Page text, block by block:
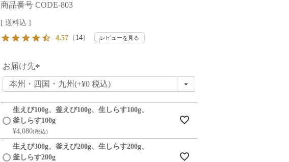
商品番号 CODE-803
送料込
4.57 （ 14） レビューを見る
お届け先
(
必
須
)
生えび100g、釜えび100g、生しらす100g、
釜しらす100g
¥4,080 税込
生えび300g、釜えび200g、生しらす200g、
釜しらす200g